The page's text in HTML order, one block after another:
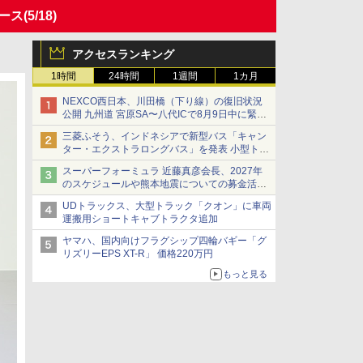
ス(5/18)
アクセスランキング
1時間 24時間 1週間 1カ月
NEXCO西日本、川田橋（下り線）の復旧状況
公開 九州道 宮原SA〜八代ICで8月9日中に緊急
車両を通行可能に
三菱ふそう、インドネシアで新型バス「キャン
ター・エクストラロングバス」を発表 小型トラ
ックベースの観光・旅客輸送向けバス
スーパーフォーミュラ 近藤真彦会長、2027年
のスケジュールや熊本地震についての募金活動
を紹介
UDトラックス、大型トラック「クオン」に車両
運搬用ショートキャブトラクタ追加
ヤマハ、国内向けフラグシップ四輪バギー「グ
リズリーEPS XT-R」 価格220万円
もっと見る